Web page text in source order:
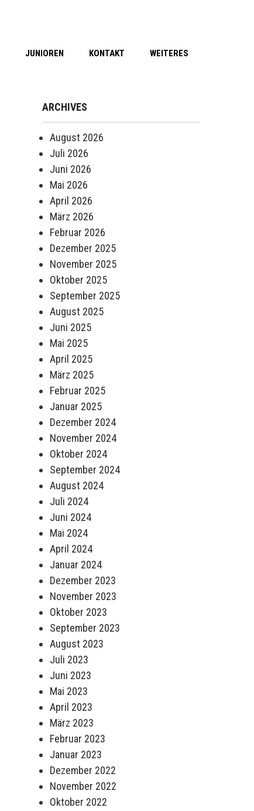
JUNIOREN KONTAKT WEITERES
ARCHIVES
August 2026
Juli 2026
Juni 2026
Mai 2026
April 2026
März 2026
Februar 2026
Dezember 2025
November 2025
Oktober 2025
September 2025
August 2025
Juni 2025
Mai 2025
April 2025
März 2025
Februar 2025
Januar 2025
Dezember 2024
November 2024
Oktober 2024
September 2024
August 2024
Juli 2024
Juni 2024
Mai 2024
April 2024
Januar 2024
Dezember 2023
November 2023
Oktober 2023
September 2023
August 2023
Juli 2023
Juni 2023
Mai 2023
April 2023
März 2023
Februar 2023
Januar 2023
Dezember 2022
November 2022
Oktober 2022